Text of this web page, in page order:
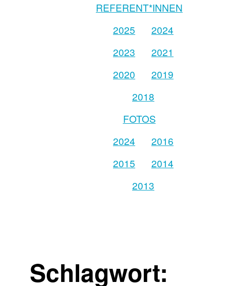
REFERENT*INNEN
2025
2024
2023
2021
2020
2019
2018
FOTOS
2024
2016
2015
2014
2013
Schlagwort: